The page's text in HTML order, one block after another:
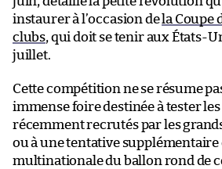
instaurer à l’occasion dela Coupe
clubs, qui doit se tenir aux États-
juillet.
Cette compétition ne se résume
immense foire destinée à tester
récemment recrutés par les
ou à une tentative supplémentaire
multinationale du ballon rond de